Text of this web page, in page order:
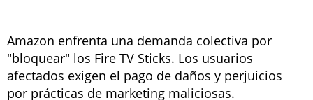
​Amazon enfrenta una demanda colectiva por
"bloquear" los Fire TV Sticks. Los usuarios
afectados exigen el pago de daños y perjuicios
por prácticas de marketing maliciosas.